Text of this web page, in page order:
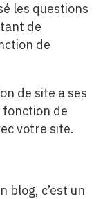
les questions
de
de
de site a ses
fonction de
votre site.
blog, c’est un